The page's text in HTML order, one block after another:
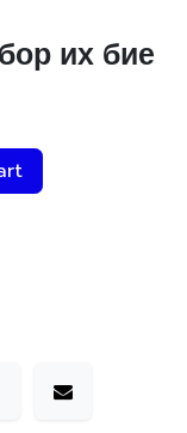
их бие